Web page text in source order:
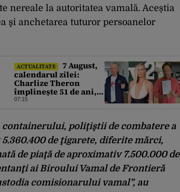
nereale la autoritatea vamală. Aceștia
şi anchetarea tuturor persoanelor
ACTUALITATE
7 August,
calendarul zilei:
Charlize Theron
împlinește 51 de ani,
Bruce Dickinson 68.
07:15
poliţiştii de combatere a
de ţigarete, diferite mărci,
de piaţă de aproximativ 7.500.000 de
ai Biroului Vamal de Frontieră
comisionarului vamal”, au